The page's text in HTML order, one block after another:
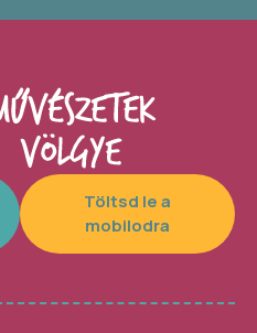
Töltsd le a
mobilodra